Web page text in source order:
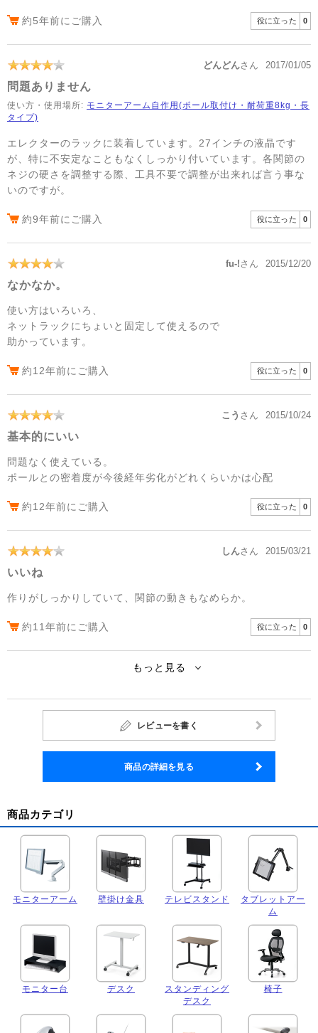
約5年前にご購入 役に立った 0
どんどんさん 2017/01/05
問題ありません
使い方・使用場所: モニターアーム自作用(ポール取付け・耐荷重8kg・長
タイプ)
エレクターのラックに装着しています。27インチの液晶です
が、特に不安定なこともなくしっかり付いています。各関節の
ネジの硬さを調整する際、工具不要で調整が出来れば言う事な
いのですが。
約9年前にご購入 役に立った 0
fu-!さん 2015/12/20
なかなか。
使い方はいろいろ、
ネットラックにちょいと固定して使えるので
助かっています。
約12年前にご購入 役に立った 0
こう さん 2015/10/24
基本的にいい
問題なく使えている。
ポールとの密着度が今後経年劣化がどれくらいかは心配
約12年前にご購入 役に立った 0
しんさん 2015/03/21
いいね
作りがしっかりしていて、関節の動きもなめらか。
約11年前にご購入 役に立った 0
もっと見る
レビューを書く
商品の詳細を見る
商品カテゴリ
モニターアーム 壁掛け金具 テレビスタンド
タブレットアー
ム
モニター台 デスク
スタンディング
デスク
椅子